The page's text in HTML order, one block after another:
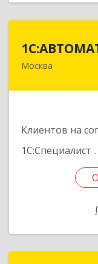
Москва
Клиентов на
1С:Специалист
111024,